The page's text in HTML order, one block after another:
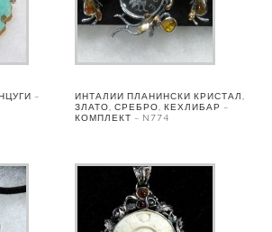
–
ИНТАЛИИ ПЛАНИНСКИ КРИСТАЛ,
ЗЛАТО, СРЕБРО, КЕХЛИБАР –
КОМПЛЕКТ – N774